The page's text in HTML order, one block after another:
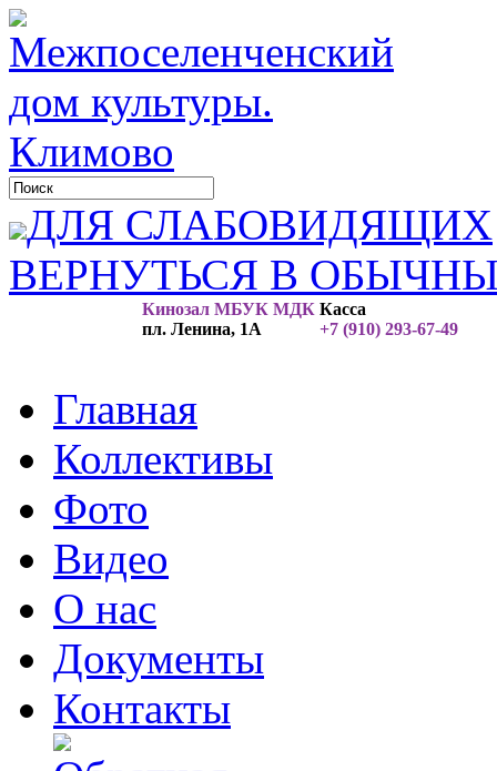
ДЛЯ СЛАБОВИДЯЩИХ
ВЕРНУТЬСЯ В
Кинозал МБУК МДК
пл. Ленина, 1А
Касса
+7 (910) 293-67-49
Главная
Коллективы
Фото
Видео
О нас
Документы
Контакты